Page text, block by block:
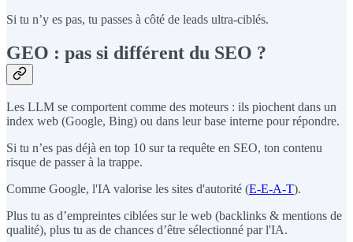
Si tu n’y es pas, tu passes à côté de leads ultra-ciblés.
GEO : pas si différent du SEO ?
Les LLM se comportent comme des moteurs : ils piochent dans un
index web (Google, Bing) ou dans leur base interne pour répondre.
Si tu n’es pas déjà en top 10 sur ta requête en SEO, ton contenu
risque de passer à la trappe.
Comme Google, l'IA valorise les sites d'autorité (E-E-A-T).
Plus tu as d’empreintes ciblées sur le web (backlinks & mentions de
qualité), plus tu as de chances d’être sélectionné par l'IA.